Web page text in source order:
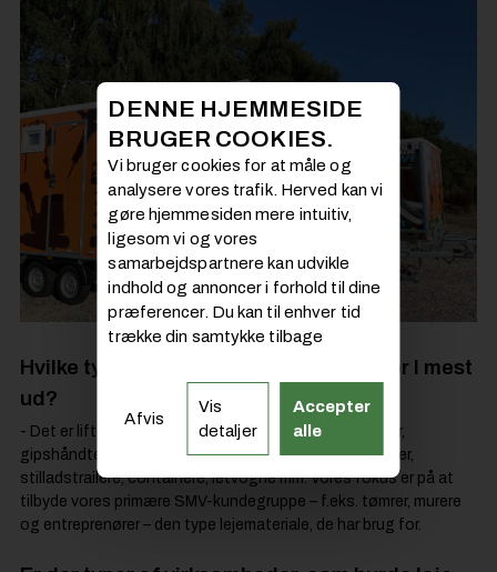
Hvilke typer af produkter og udstyr lejer I mest
ud?
- Det er lifte, vinduesløftere, håndværkerbiler, ladcykler,
gipshåndteringsudstyr, løfterobotter, vacuum-robotter,
stilladstrailere, containere, letvogne mm. Vores fokus er på at
tilbyde vores primære SMV-kundegruppe – f.eks. tømrer, murere
og entreprenører – den type lejemateriale, de har brug for.
DENNE HJEMMESIDE
BRUGER COOKIES.
Vi bruger cookies for at måle og
analysere vores trafik. Herved kan vi
gøre hjemmesiden mere intuitiv,
ligesom vi og vores
samarbejdspartnere kan udvikle
indhold og annoncer i forhold til dine
præferencer. Du kan til enhver tid
trække din samtykke tilbage
Afvis
Vis
detaljer
Accepter
alle